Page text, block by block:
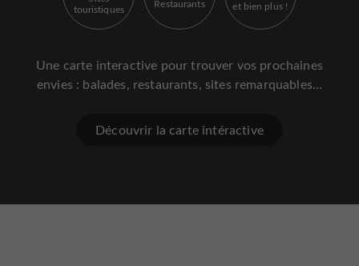
touristiques
Restaurants et bien plus !
Une carte interactive pour trouver vos prochaines
envies : balades, restaurants, sites remarquables…
Découvrir la carte intéractive